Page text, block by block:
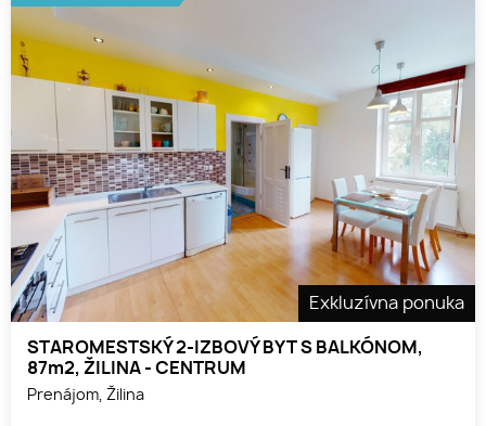
Exkluzívna ponuka
STAROMESTSKÝ 2-IZBOVÝ BYT S BALKÓNOM,
87m2, ŽILINA - CENTRUM
Prenájom, Žilina